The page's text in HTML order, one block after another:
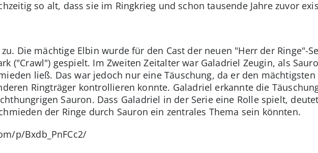
so alt, dass sie im Ringkrieg und schon tausende Jahre zuvor
Die mächtige Elbin wurde für den Cast der neuen "Herr der Ringe"-
("Crawl") gespielt. Im Zweiten Zeitalter war Galadriel Zeugin, als
ließ. Das war jedoch nur eine Täuschung, da er den
Ringträger kontrollieren konnte. Galadriel erkannte die
Sauron. Dass Galadriel in der Serie eine Rolle spielt,
der Ringe durch Sauron ein zentrales Thema sein könnten.
p/Bxdb_PnFCc2/